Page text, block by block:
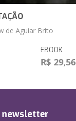
de Aguiar Brito
EBOOK
R$ 29,56
newsletter